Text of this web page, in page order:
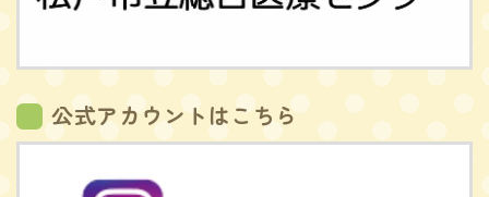
公式アカウントはこちら